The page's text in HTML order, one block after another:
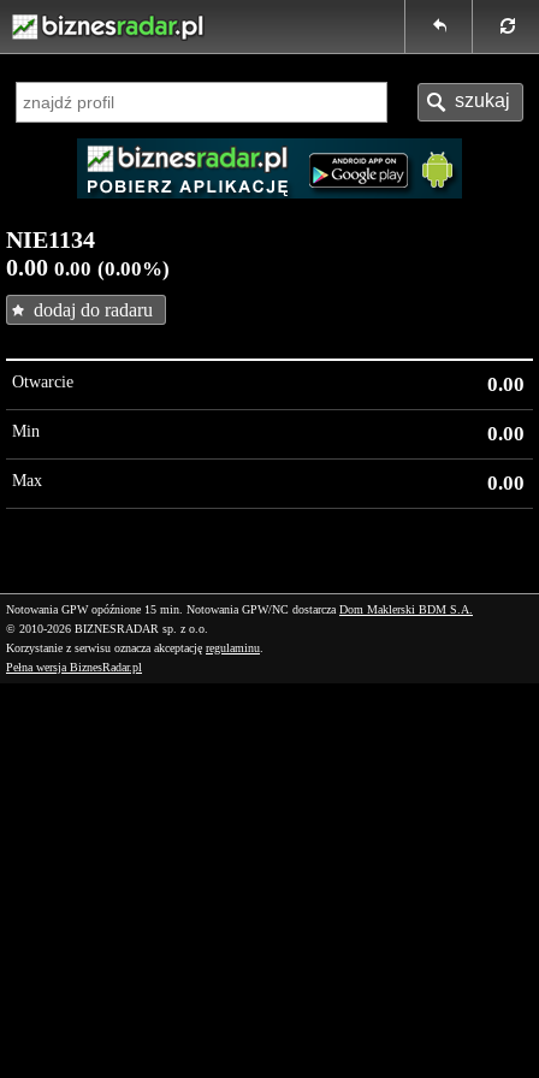
NIE1134
0.00 0.00 (0.00%)
dodaj do radaru
Otwarcie 0.00
Min 0.00
Max 0.00
Notowania GPW opóźnione 15 min. Notowania GPW/NC dostarcza Dom Maklerski BDM S.A.
© 2010-2026 BIZNESRADAR sp. z o.o.
Korzystanie z serwisu oznacza akceptację regulaminu
Pełna wersja BiznesRadar.pl